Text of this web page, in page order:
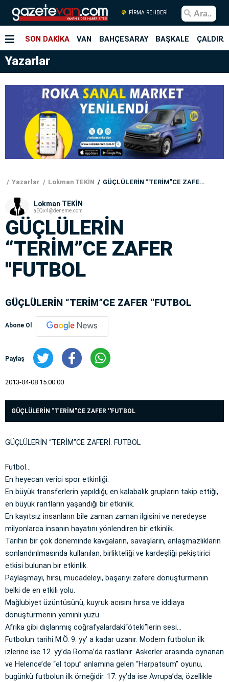
FİRMA REHBERİ
SON DAKİKA VAN BAHÇESARAY BAŞKALE
Yazarlar
Yazarlar Lokman TEKİN GÜÇLÜLERİN “TERİM”CE ZAFER ''FUTBOL
Lokman TEKİN
aEQx4@deneme.com
GÜÇLÜLERİN
“TERİM”CE ZAFER
''FUTBOL
GÜÇLÜLERİN “TERİM”CE ZAFER ''FUTBOL
Abone Ol
Paylaş
2013-04-08 15:00:00
GÜÇLÜLERİN “TERİM”CE ZAFER ''FUTBOL
GÜÇLÜLERİN “TERİM”CE ZAFERİ: FUTBOL
Futbol…
En heyecan verici spor etkinliği.
En büyük transferlerin yapıldığı, en kalabalık grupların takip ettiği,
en büyük rantların yaşandığı bir etkinlik.
En kayıtsız insanların bile zaman zaman ilgisini ve neredeyse
milyonlarca insanın hayatını yönlendiren bir etkinlik.
Tarihin bir çok döneminde kavgaların, savaşların, anlaşmazlıkların
sonlandırılmasında kullanılan, birlikteliği ve kardeşliği pekiştirici
etkisi bulunan bir etkinlik.
Paylaşmayı, hırsı, mücadeleyi, başarıyı zafere dönüştürmenin
belki de en etkili yolu.
Mağlubiyet üzüntüsünü, kuyruk acısını hırsa ve iddiaya
dönüştürmenin yeminli yüzü.
Afrika gibi dışlanmış coğrafyalardaki“öteki”lerin sesi…
Futbolun tarihi M.Ö. 9. yy’ a kadar uzanır. Modern futbolun ilk
izlerine ise 12. yy’da Roma’da rastlanır. Askerler arasında oynanan
ve Helence’de “el topu” anlamına gelen “Harpatsum” oyunu,
bugünkü futbolun ilk örneğidir. 17. yy’da ise Avrupa’da, özellikle